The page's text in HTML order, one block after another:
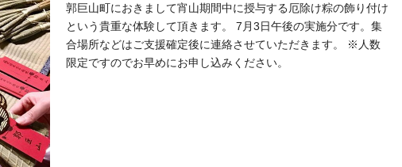
郭巨山町におきまして宵山期間中に授与する厄除け粽の飾り付け
という貴重な体験して頂きます。 7月3日午後の実施分です。集
合場所などはご支援確定後に連絡させていただきます。 ※人数
限定ですのでお早めにお申し込みください。